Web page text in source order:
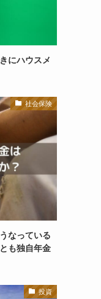
にハウスメ
社会保険
なっている
も独自年金
投資